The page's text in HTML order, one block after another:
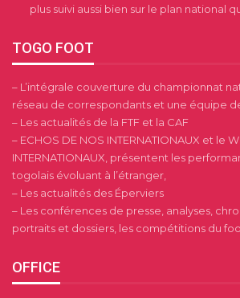
plus suivi aussi bien sur le plan national
TOGO FOOT
– L’intégrale couverture du championnat
réseau de correspondants et une équipe
– Les actualités de la FTF et la CAF
– ECHOS DE NOS INTERNATIONAUX et le
INTERNATIONAUX, présentent les
togolais évoluant à l’étranger,
– Les actualités des Éperviers
– Les conférences de presse, analyses,
portraits et dossiers, les compétitions du
OFFICE